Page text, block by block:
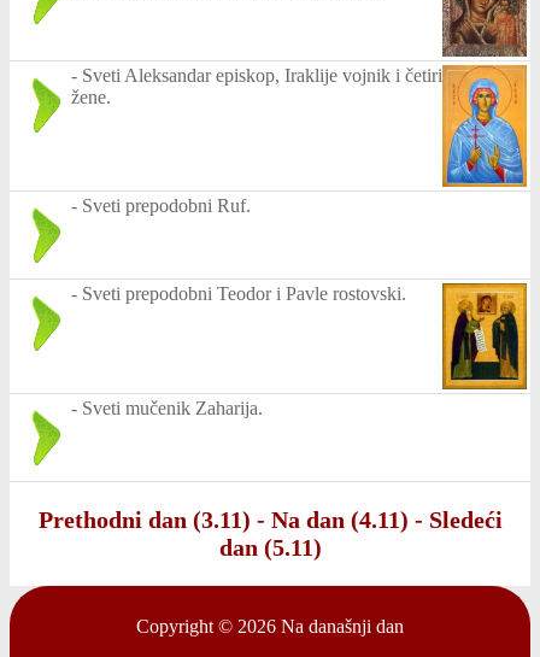
- Sveti Aleksandar episkop, Iraklije vojnik i četiri
žene.
- Sveti prepodobni Ruf.
- Sveti prepodobni Teodor i Pavle rostovski.
- Sveti mučenik Zaharija.
Prethodni dan (3.11) - Na dan (4.11) - Sledeći
dan (5.11)
Copyright © 2026 Na današnji dan